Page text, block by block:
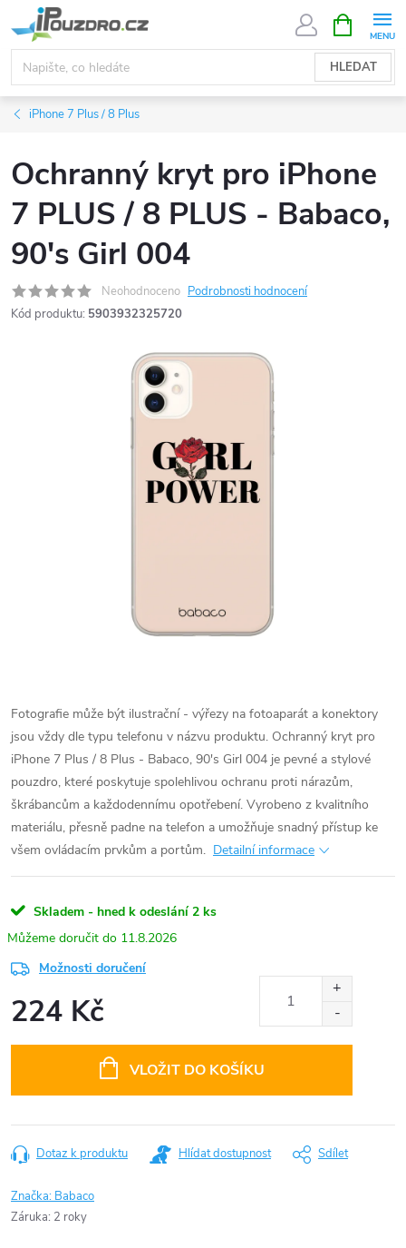
na
obsah
HLEDAT
NÁKUPNÍ
KOŠÍK
iPhone 7 Plus / 8 Plus
Ochranný kryt pro iPhone
7 PLUS / 8 PLUS - Babaco,
90's Girl 004
Neohodnoceno Podrobnosti hodnocení
Kód produktu: 5903932325720
Fotografie může být ilustrační - výřezy na fotoaparát a konektory
jsou vždy dle typu telefonu v názvu produktu. Ochranný kryt pro
iPhone 7 Plus / 8 Plus - Babaco, 90's Girl 004 je pevné a stylové
pouzdro, které poskytuje spolehlivou ochranu proti nárazům,
škrábancům a každodennímu opotřebení. Vyrobeno z kvalitního
materiálu, přesně padne na telefon a umožňuje snadný přístup ke
všem ovládacím prvkům a portům. Detailní informace
Skladem - hned k odeslání 2 ks
11.8.2026
Možnosti doručení
224 Kč
VLOŽIT DO KOŠÍKU
Dotaz k produktu Hlídat dostupnost Sdílet
Značka: Babaco
Záruka: 2 roky